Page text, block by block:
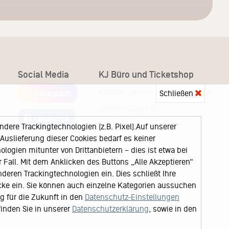
Social Media
Facebook
KJ Büro und Ticketshop
Karsten Jahnke Konzertdirektion
22767 Hamburg
Schließen
Trackingtechnologien (z.B. Pixel).Auf unserer
dieser Cookies bedarf es keiner
mitunter von Drittanbietern – dies ist etwa bei
Mit dem Anklicken des Buttons „Alle Akzeptieren“
Trackingtechnologien ein. Dies schließt Ihre
ein. Sie können auch einzelne Kategorien aussuchen
für die Zukunft in den Datenschutz-Einstellungen
Sie in unserer Datenschutzerklärung , sowie in den